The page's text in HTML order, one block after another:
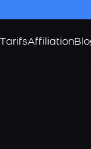
TarifsAffiliation